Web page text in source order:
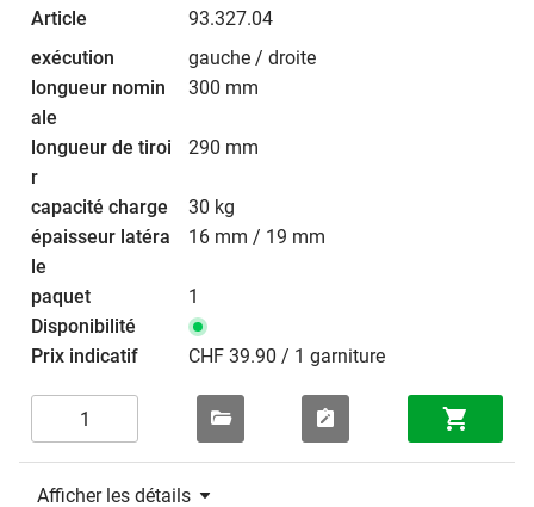
93.327.04
gauche / droite
300 mm
290 mm
30 kg
16 mm / 19 mm
1
CHF 39.90 / 1 garniture
Afficher les détails